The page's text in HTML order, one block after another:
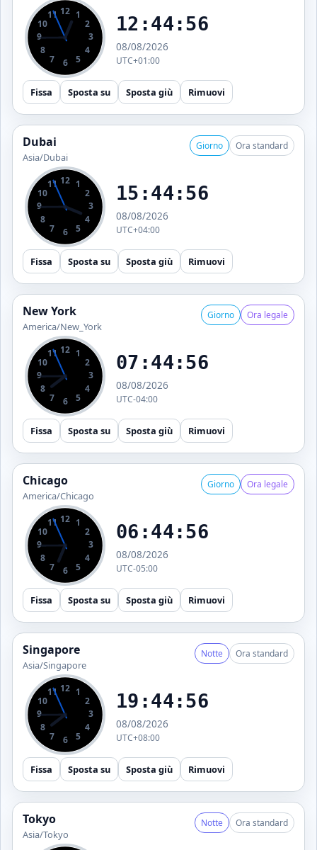
1
2
3
4
5
6
7
8
9
10
11 12
12:44:56
08/08/2026
UTC+01:00
Fissa Sposta su Sposta giù Rimuovi
Dubai
Asia/Dubai
Giorno Ora standard
1
2
3
4
5
6
7
8
9
10
11 12
15:44:56
08/08/2026
UTC+04:00
Fissa Sposta su Sposta giù Rimuovi
New York
America/New_York
Giorno Ora legale
1
2
3
4
5
6
7
8
9
10
11 12
07:44:56
08/08/2026
UTC-04:00
Fissa Sposta su Sposta giù Rimuovi
Chicago
America/Chicago
Giorno Ora legale
1
2
3
4
5
6
7
8
9
10
11 12
06:44:56
08/08/2026
UTC-05:00
Fissa Sposta su Sposta giù Rimuovi
Singapore
Asia/Singapore
Notte Ora standard
1
2
3
4
5
6
7
8
9
10
11 12
19:44:56
08/08/2026
UTC+08:00
Fissa Sposta su Sposta giù Rimuovi
Tokyo
Asia/Tokyo
Notte Ora standard